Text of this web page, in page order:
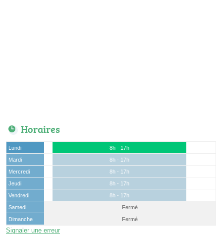
Horaires
Lundi
8h - 17h
Mardi
8h - 17h
Mercredi
8h - 17h
Jeudi
8h - 17h
Vendredi
8h - 17h
Samedi
Fermé
Dimanche
Fermé
Signaler une erreur